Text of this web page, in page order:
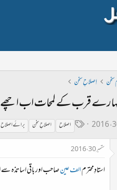
سخن اِصلاحِ سخن
قرب کے لمحات اب اچھے
ی
گ
اصلاح اصلاحِ سخن برائے اصلاح
ستمبر 30، 2016
استادِمحترمالف عینصاحب اور باقی